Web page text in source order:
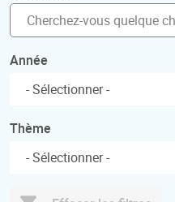
Année
Thème